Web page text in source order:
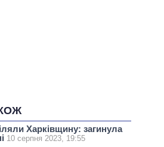
Харківщину: загинула
10 серпня 2023, 19:55